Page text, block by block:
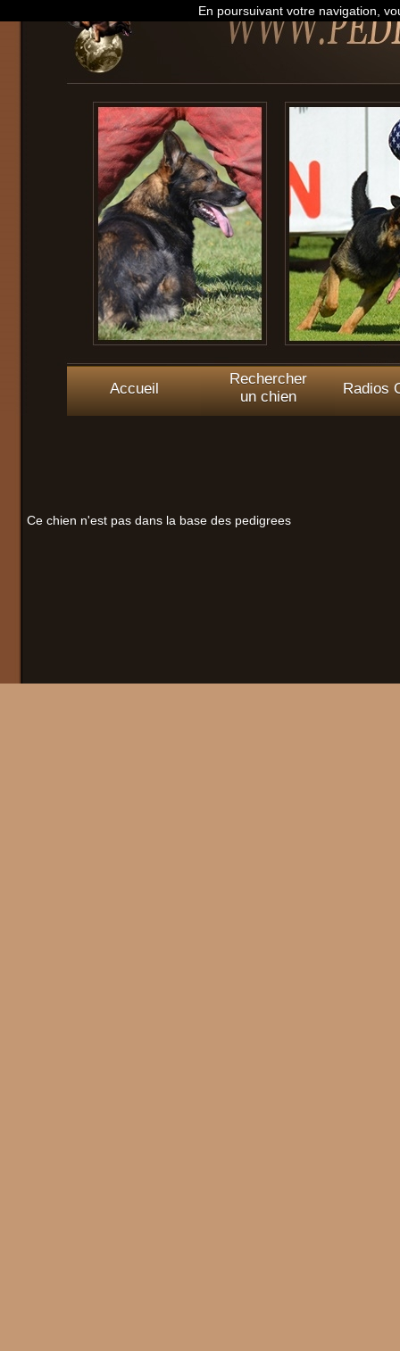
Accueil
Rechercher
un chien
Radios
Ce chien n'est pas dans la base des pedigrees
En poursuivant votre navigation,